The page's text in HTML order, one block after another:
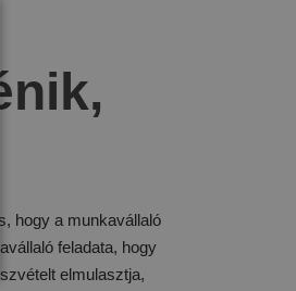
hogy a munkavállaló
feladata, hogy
elmulasztja,